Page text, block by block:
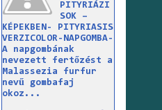
PITYRIÁZI
SOK –
KÉPEKBEN- PITYRIASIS
VERZICOLOR-NAPGOMBA-
A napgombának
nevezett fertőzést a
Malassezia furfur
nevű gombafaj
okoz...